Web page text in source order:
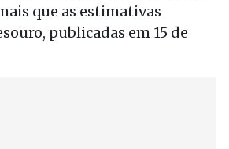
que as estimativas
publicadas em 15 de